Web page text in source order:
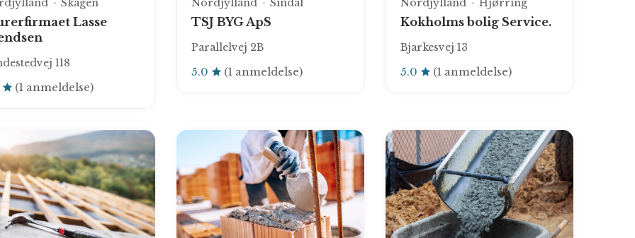
Skagen
Lasse
118
(1 anmeldelse)
Nordjylland Sindal
TSJ BYG ApS
Parallelvej 2B
5.0 (1 anmeldelse)
Nordjylland Hjørring
Kokholms bolig Service.
Bjarkesvej 13
5.0 (1 anmeldelse)